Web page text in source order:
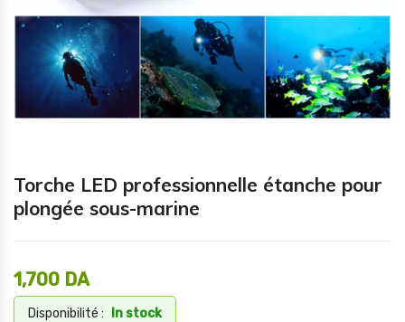
Torche LED professionnelle étanche pour
plongée sous-marine
1,700 DA
Disponibilité : In stock